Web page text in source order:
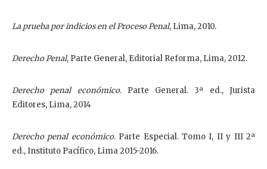
La prueba por indicios en el Proceso Penal, Lima, 2010.
Derecho Penal, Parte General, Editorial Reforma, Lima, 2012.
Derecho penal económico. Parte General. 3ª ed., Jurista
Editores, Lima, 2014
Derecho penal económico. Parte Especial. Tomo I, II y III 2ª
ed., Instituto Pacífico, Lima 2015-2016.